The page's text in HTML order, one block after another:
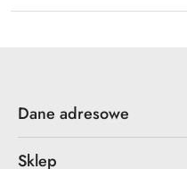
Dane adresowe
Sklep